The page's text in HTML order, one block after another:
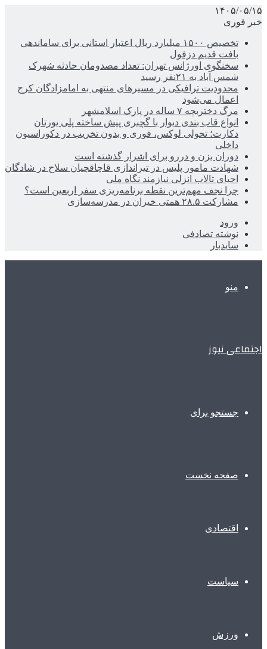
۱۴۰۵/۰۵/۱۵
خبر فوری
تخصیص ۱۵۰۰ میلیارد ریال اعتبار استانی برای ساماندهی
بافت قدیم دزفول
سخنگوی اورژانس تهران: تعداد مصدومان حادثه شهرک
شمس آباد به ۲۱نفر رسید
محدودیت ترافیکی در مسیرهای منتهی به امامزادگان کرج
اعمال می‌شود
مرگ دختربچه ۷ ساله در پارک اسلامشهر
انواع قاب بندی دیوار با گچبری پیش ساخته پلی یورتان
دکارت؛ تحولی لوکس، فوری و بدون تخریب در دکوراسیون
داخلی
دوران بزن و دررو برای اشرار گذشته است
شهادت مامور پلیس در تیراندازی قاچاقچیان سلاح در شادگان
احیای تالاب انزلی نیازمند نگاه ملی
چرا نجف مهم‌ترین نقطه برنامه‌ریزی سفر اربعین است؟
مشارکت ۲۸.۵ همتی خیران در مدرسه‌سازی
ورود
نوشته تصادفی
سایدبار
منو
اجتماعی نیوز
جستجو برای
صفحه نخست
اقتصادی
سیاست
ورزش